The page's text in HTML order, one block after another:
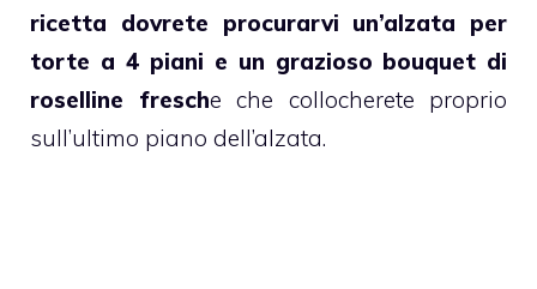
ricetta dovrete procurarvi un’alzata per
torte a 4 piani e un grazioso bouquet di
roselline fresche che collocherete proprio
sull’ultimo piano dell’alzata.